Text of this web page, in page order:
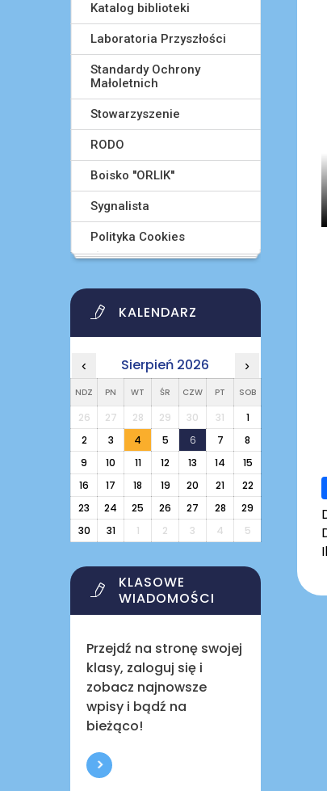
Katalog biblioteki
Laboratoria Przyszłości
Standardy Ochrony
Małoletnich
Stowarzyszenie
RODO
Boisko ''ORLIK''
Sygnalista
Polityka Cookies
KALENDARZ
‹ Sierpień 2026 ›
NDZ PN WT ŚR CZW PT SOB
26 27 28 29 30 31
1
2
3 4 5 6 7
8
9
10 11 12 13 14
15
16
17 18 19 20 21
22
23
24 25 26 27 28
29
30
31 1 2 3 4 5
KLASOWE
WIADOMOŚCI
Przejdź na stronę swojej
klasy, zaloguj się i
zobacz najnowsze
wpisy i bądź na
bieżąco!